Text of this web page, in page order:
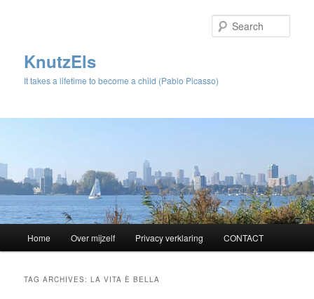
KnutzEls
It takes a lifetime to become a child (Pablo Picasso)
Skip
Skip
Home Over mijzelf Privacy verklaring CONTACT
TAG ARCHIVES:LA VITA È BELLA